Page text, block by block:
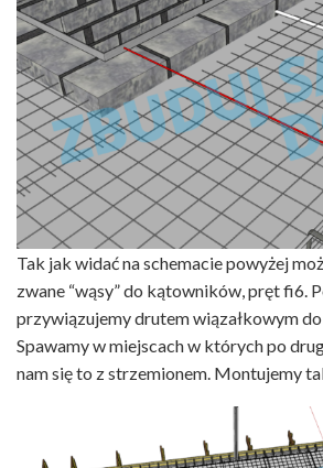
Tak jak widać na schemacie powyżej
zwane “wąsy” do kątowników, pręt fi6.
przywiązujemy drutem wiązałkowym
Spawamy w miejscach w których po
nam się to z strzemionem. Montujemy